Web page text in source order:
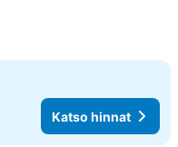
Katso hinnat